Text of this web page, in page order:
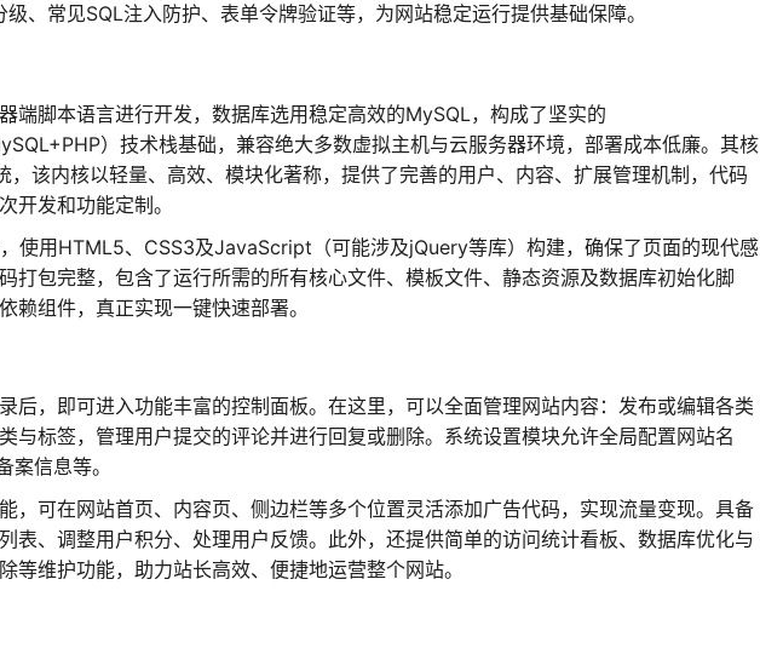
、常见SQL注入防护、表单令牌验证等，为网站稳定运行提供基础保障。
端脚本语言进行开发，数据库选用稳定高效的MySQL，构成了坚实的
）技术栈基础，兼容绝大多数虚拟主机与云服务器环境，部署成本低廉。其核
，该内核以轻量、高效、模块化著称，提供了完善的用户、内容、扩展管理机制，代码
开发和功能定制。
使用HTML5、CSS3及JavaScript（可能涉及jQuery等库）构建，确保了页面的现代感
打包完整，包含了运行所需的所有核心文件、模板文件、静态资源及数据库初始化脚
赖组件，真正实现一键快速部署。
后，即可进入功能丰富的控制面板。在这里，可以全面管理网站内容：发布或编辑各类
与标签，管理用户提交的评论并进行回复或删除。系统设置模块允许全局配置网站名
案信息等。
，可在网站首页、内容页、侧边栏等多个位置灵活添加广告代码，实现流量变现。具备
表、调整用户积分、处理用户反馈。此外，还提供简单的访问统计看板、数据库优化与
等维护功能，助力站长高效、便捷地运营整个网站。